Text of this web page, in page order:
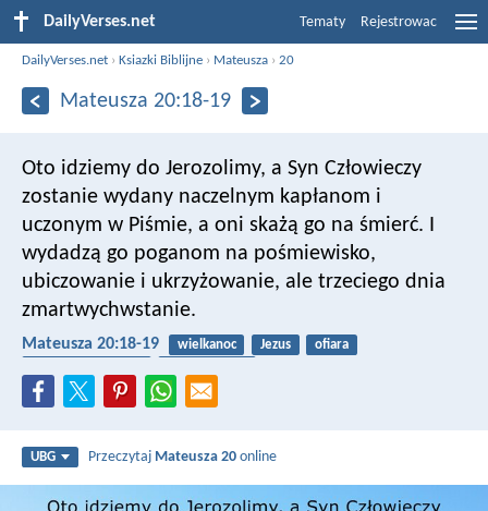
DailyVerses.net Tematy Rejestrowac
DailyVerses.net ›Ksiazki Biblijne › Mateusza ›20
Mateusza 20:18-19
Oto idziemy do Jerozolimy, a Syn Człowieczy
zostanie wydany naczelnym kapłanom i
uczonym w Piśmie, a oni skażą go na śmierć. I
wydadzą go poganom na pośmiewisko,
ubiczowanie i ukrzyżowanie, ale trzeciego dnia
zmartwychwstanie.
Mateusza 20:18-19 wielkanoc Jezus
ofiara
UBG Przeczytaj Mateusza 20 online